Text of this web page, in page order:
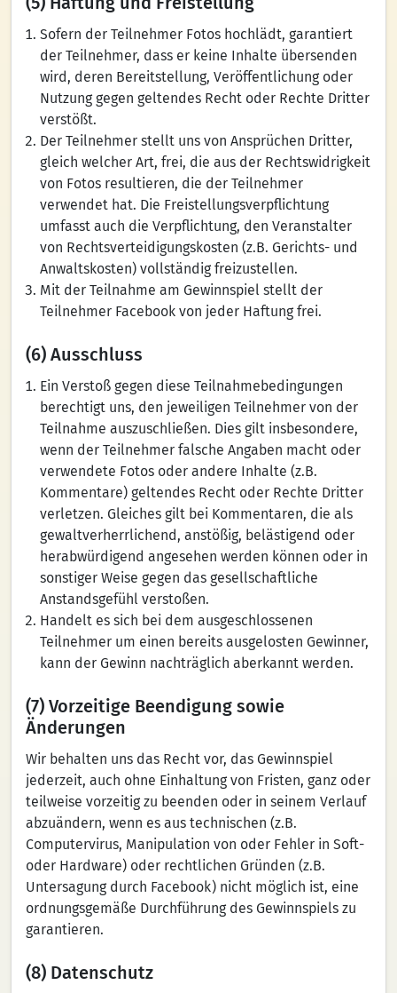
Sofern der Teilnehmer Fotos hochlädt, garantiert
der Teilnehmer, dass er keine Inhalte übersenden
wird, deren Bereitstellung, Veröffentlichung oder
Nutzung gegen geltendes Recht oder Rechte Dritter
verstößt.
Der Teilnehmer stellt uns von Ansprüchen Dritter,
gleich welcher Art, frei, die aus der Rechtswidrigkeit
von Fotos resultieren, die der Teilnehmer
verwendet hat. Die Freistellungsverpflichtung
umfasst auch die Verpflichtung, den Veranstalter
von Rechtsverteidigungskosten (z.B. Gerichts- und
Anwaltskosten) vollständig freizustellen.
Mit der Teilnahme am Gewinnspiel stellt der
Teilnehmer Facebook von jeder Haftung frei.
(6) Ausschluss
Ein Verstoß gegen diese Teilnahmebedingungen
berechtigt uns, den jeweiligen Teilnehmer von der
Teilnahme auszuschließen. Dies gilt insbesondere,
wenn der Teilnehmer falsche Angaben macht oder
verwendete Fotos oder andere Inhalte (z.B.
Kommentare) geltendes Recht oder Rechte Dritter
verletzen. Gleiches gilt bei Kommentaren, die als
gewaltverherrlichend, anstößig, belästigend oder
herabwürdigend angesehen werden können oder in
sonstiger Weise gegen das gesellschaftliche
Anstandsgefühl verstoßen.
Handelt es sich bei dem ausgeschlossenen
Teilnehmer um einen bereits ausgelosten Gewinner,
kann der Gewinn nachträglich aberkannt werden.
(7) Vorzeitige Beendigung sowie
Änderungen
Wir behalten uns das Recht vor, das Gewinnspiel
jederzeit, auch ohne Einhaltung von Fristen, ganz oder
teilweise vorzeitig zu beenden oder in seinem Verlauf
abzuändern, wenn es aus technischen (z.B.
Computervirus, Manipulation von oder Fehler in Soft-
oder Hardware) oder rechtlichen Gründen (z.B.
Untersagung durch Facebook) nicht möglich ist, eine
ordnungsgemäße Durchführung des Gewinnspiels zu
garantieren.
(8) Datenschutz